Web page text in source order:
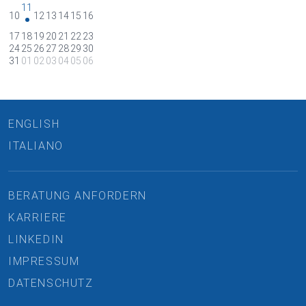
10
11
• 1213 1415 16
17 1819 20 21 2223
2425 26 27 2829 30
31 01 0203 0405 06
ENGLISH
ITALIANO
BERATUNG ANFORDERN
KARRIERE
LINKEDIN
IMPRESSUM
DATENSCHUTZ